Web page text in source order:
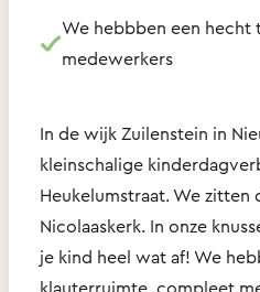
We hebbben een hecht
medewerkers
In de wijk Zuilenstein in
kleinschalige
Heukelumstraat. We zitten
Nicolaaskerk. In onze
je kind heel wat af! We
klauterruimte, compleet